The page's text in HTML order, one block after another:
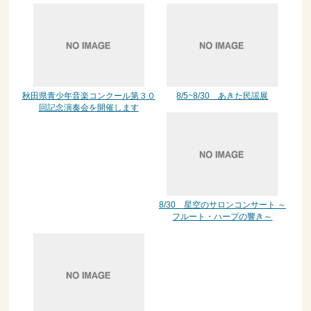
秋田県青少年音楽コンクール第３０
回記念演奏会を開催します
8/5~8/30 あきた民謡展
8/30 星空のサロンコンサート ～
フルート・ハープの響き～